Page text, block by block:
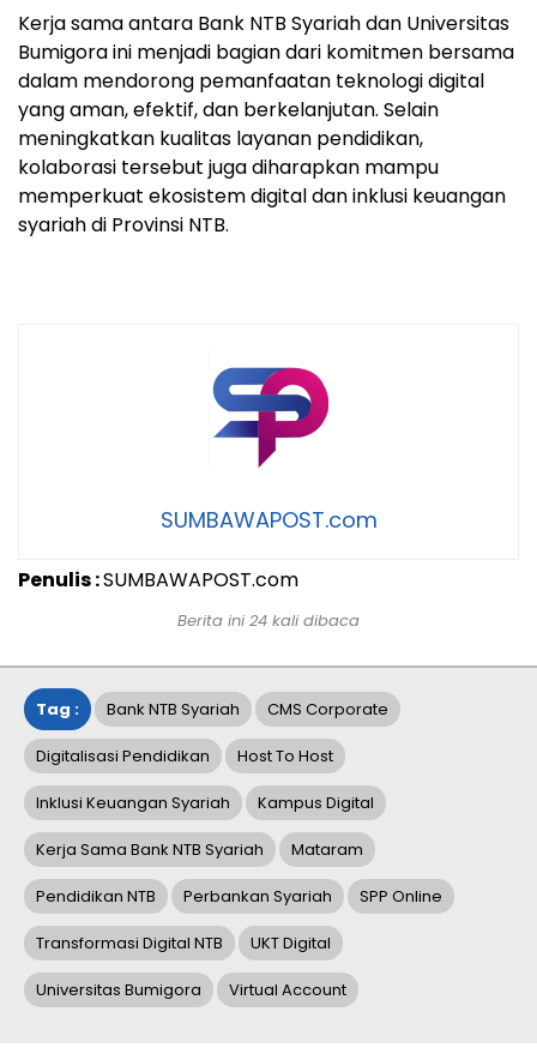
Kerja sama antara Bank NTB Syariah dan Universitas
Bumigora ini menjadi bagian dari komitmen bersama
dalam mendorong pemanfaatan teknologi digital
yang aman, efektif, dan berkelanjutan. Selain
meningkatkan kualitas layanan pendidikan,
kolaborasi tersebut juga diharapkan mampu
memperkuat ekosistem digital dan inklusi keuangan
syariah di Provinsi NTB.
SUMBAWAPOST.com
Penulis :SUMBAWAPOST.com
Berita ini 24 kali dibaca
Tag : Bank NTB Syariah CMS Corporate
Digitalisasi Pendidikan Host To Host
Inklusi Keuangan Syariah Kampus Digital
Kerja Sama Bank NTB Syariah Mataram
Pendidikan NTB Perbankan Syariah SPP Online
Transformasi Digital NTB UKT Digital
Universitas Bumigora Virtual Account